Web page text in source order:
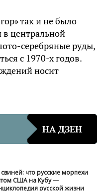
так и не было
центральной
серебряные руды,
с 1970-х годов.
носит
НА ДЗЕН
что русские морпехи
США на Кубу —
русской жизни